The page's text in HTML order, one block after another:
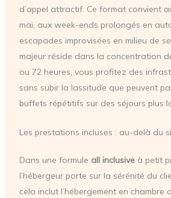
d’appel attractif. Ce format convient
mai, aux week-ends prolongés en
escapades improvisées en milieu de
majeur réside dans la concentration
ou 72 heures, vous profitez des
sans subir la lassitude que peuvent
buffets répétitifs sur des séjours plus
Les prestations incluses : au-delà du
Dans une formule all inclusiveà petit
l’hébergeur porte sur la sérénité du
cela inclut l’hébergement en chambre